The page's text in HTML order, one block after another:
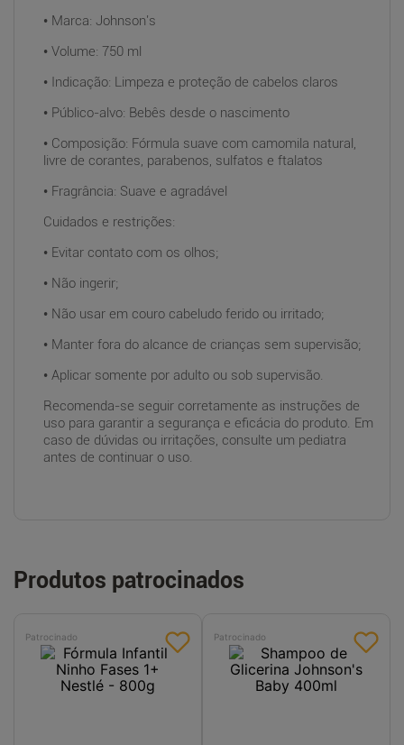
• Marca: Johnson's
• Volume: 750 ml
• Indicação: Limpeza e proteção de cabelos claros
• Público-alvo: Bebês desde o nascimento
• Composição: Fórmula suave com camomila natural,
livre de corantes, parabenos, sulfatos e ftalatos
• Fragrância: Suave e agradável
Cuidados e restrições:
• Evitar contato com os olhos;
• Não ingerir;
• Não usar em couro cabeludo ferido ou irritado;
• Manter fora do alcance de crianças sem supervisão;
• Aplicar somente por adulto ou sob supervisão.
Recomenda-se seguir corretamente as instruções de
uso para garantir a segurança e eficácia do produto. Em
caso de dúvidas ou irritações, consulte um pediatra
antes de continuar o uso.
Produtos patrocinados
Patrocinado Patrocinado